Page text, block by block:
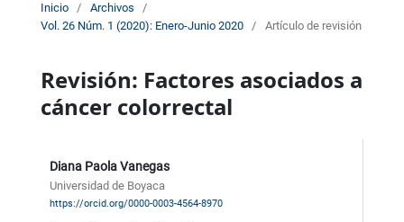
Inicio / Archivos
/
Vol. 26 Núm. 1 (2020): Enero-Junio 2020
/ Artículo de revisión
Revisión: Factores asociados a
cáncer colorrectal
Diana Paola Vanegas
Universidad de Boyaca
https://orcid.org/0000-0003-4564-8970